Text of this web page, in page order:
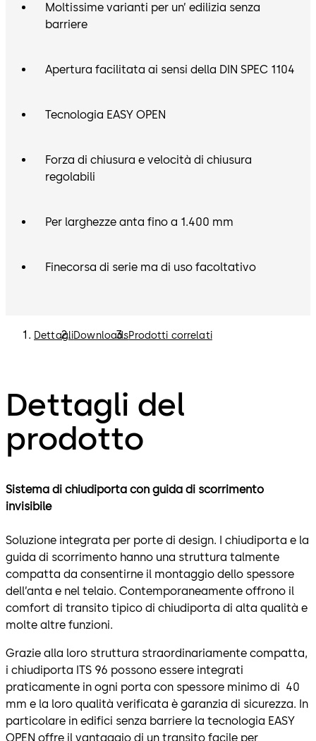
Moltissime varianti per un’ edilizia senza
barriere
Apertura facilitata ai sensi della DIN SPEC 1104
Tecnologia EASY OPEN
Forza di chiusura e velocità di chiusura
regolabili
Per larghezze anta fino a 1.400 mm
Finecorsa di serie ma di uso facoltativo
DettagliDownloadsProdotti correlati
Dettagli del
prodotto
Sistema di chiudiporta con guida di scorrimento
invisibile
Soluzione integrata per porte di design. I chiudiporta e la
guida di scorrimento hanno una struttura talmente
compatta da consentirne il montaggio dello spessore
dell’anta e nel telaio. Contemporaneamente offrono il
comfort di transito tipico di chiudiporta di alta qualità e
molte altre funzioni.
Grazie alla loro struttura straordinariamente compatta,
i chiudiporta ITS 96 possono essere integrati
praticamente in ogni porta con spessore minimo di 40
mm e la loro qualità verificata è garanzia di sicurezza. In
particolare in edifici senza barriere la tecnologia EASY
OPEN offre il vantaggio di un transito facile per